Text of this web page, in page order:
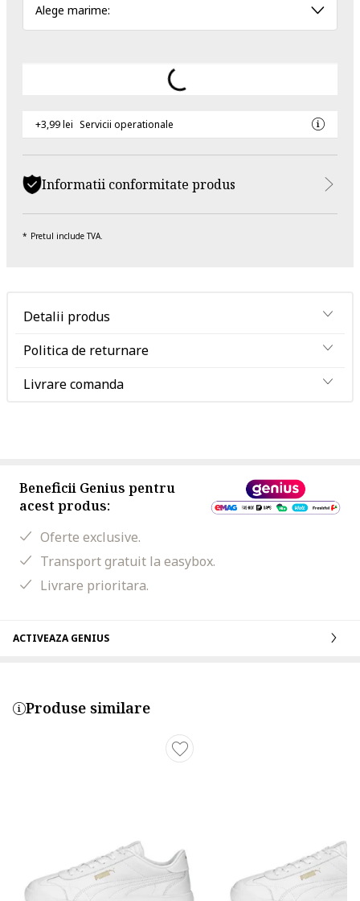
Alege marime:
+3,99 lei Servicii operationale
Informatii conformitate produs
Pretul include TVA.
Detalii produs
Politica de returnare
Livrare comanda
Beneficii Genius pentru
acest produs:
Oferte exclusive.
Transport gratuit la easybox.
Livrare prioritara.
ACTIVEAZA GENIUS
Produse similare